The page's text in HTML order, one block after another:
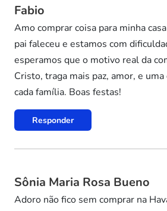
Fabio
Amo comprar coisa para minha
pai faleceu e estamos com
esperamos que o motivo real da
Cristo, traga mais paz, amor, e
cada família. Boas festas!
Responder
Sônia Maria Rosa Bueno
Adoro não fico sem comprar na